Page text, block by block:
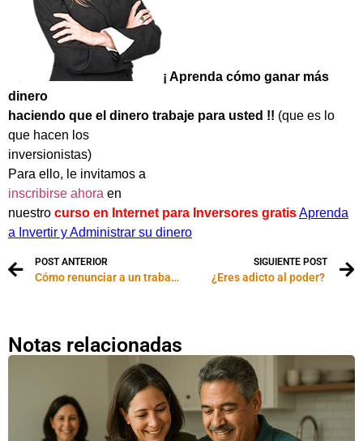
¡ Aprenda cómo ganar más
dinero
haciendo que el dinero trabaje para usted !! (que es lo
que hacen los
inversionistas)
Para ello, le invitamos a
inscribirse ahora en
nuestro curso en Internet para Inversores gratisAprenda
a Invertir y Administrar su dinero
POST ANTERIOR
Cómo renunciar a un trabajo (y cómo no hacerlo)
SIGUIENTE POST
¿Eres adicto al poder?
Notas relacionadas